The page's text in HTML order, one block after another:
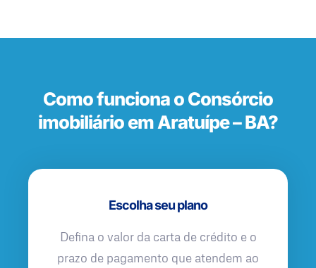
Como funciona o Consórcio
imobiliário em Aratuípe – BA?
Escolha seu plano
Defina o valor da carta de crédito e o
prazo de pagamento que atendem ao